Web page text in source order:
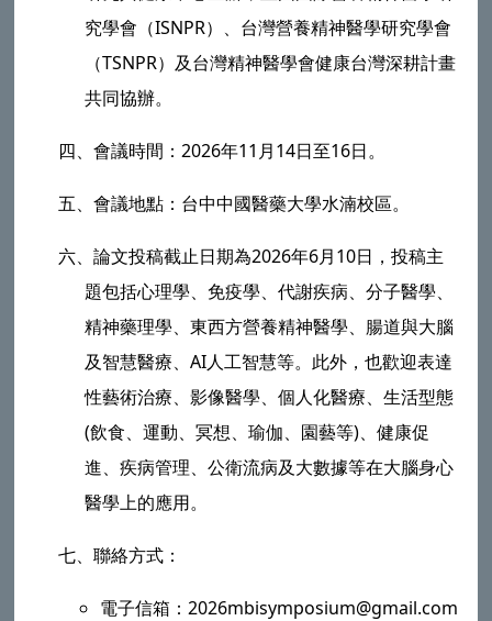
究學會（ISNPR）、台灣營養精神醫學研究學會
（TSNPR）及台灣精神醫學會健康台灣深耕計畫
共同協辦。
四、會議時間：2026年11月14日至16日。
五、會議地點：台中中國醫藥大學水湳校區。
六、論文投稿截止日期為2026年6月10日，投稿主
題包括心理學、免疫學、代謝疾病、分子醫學、
精神藥理學、東西方營養精神醫學、腸道與大腦
及智慧醫療、AI人工智慧等。此外，也歡迎表達
性藝術治療、影像醫學、個人化醫療、生活型態
(飲食、運動、冥想、瑜伽、園藝等)、健康促
進、疾病管理、公衛流病及大數據等在大腦身心
醫學上的應用。
七、聯絡方式：
電子信箱：2026mbisymposium@gmail.com